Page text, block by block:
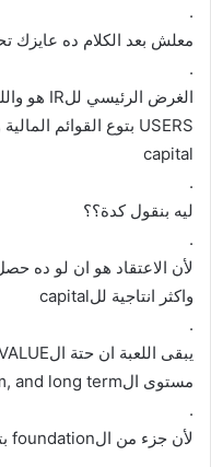
.
معلش بعد الكلام ده عايزك
.
capital
.
ليه بنقول كدة؟؟
.
لأن الاعتقاد هو ان لو ده
واكثر انتاجية للcapital
.
مستوى الshort, medium, and long term مش الاجل القصير بس
.
لأن جزء من الfoundation بتاع الIR هنا هو: